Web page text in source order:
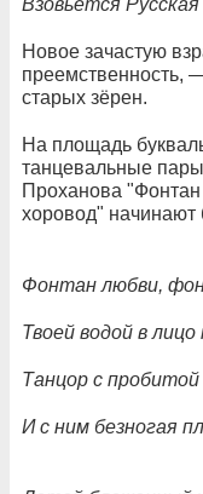
Взовьётся
Новое зачастую
преемственность,
старых зёрен.
На площадь
танцевальные
Проханова
хоровод" начинают
Фонтан любви,
Твоей водой в лицо
Танцор с пробитой
И с ним безногая